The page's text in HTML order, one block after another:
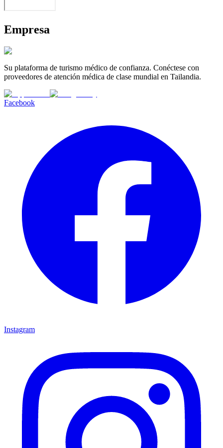
Empresa
Su plataforma de turismo médico de confianza. Conéctese con
proveedores de atención médica de clase mundial en Tailandia.
Facebook
Instagram